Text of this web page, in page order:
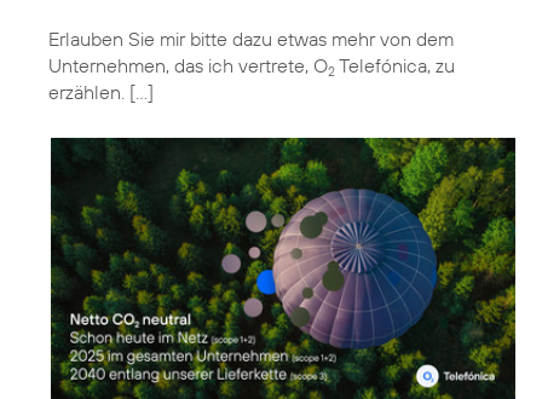
Erlauben Sie mir bitte dazu etwas mehr von dem
Unternehmen, das ich vertrete, O2 Telefónica, zu
erzählen. […]